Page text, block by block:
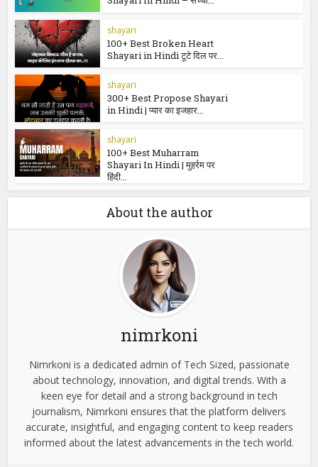
100+ Mulakat Shayari: पहली,
आखरी, अधूरी मुलाक़ात की...
190+ Best Sachi Mohabbat
Shayari In Hindi – सच्ची...
100+ Best Broken Heart
Shayari in Hindi टूटे दिल पर...
shayari
in Hindi | प्यार का इजहार...
100+ Best Muharram
Shayari In Hindi | मुहर्रम पर
हिंदी...
About the author
nimrkoni